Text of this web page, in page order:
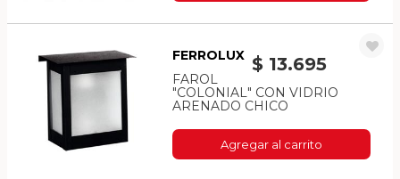
$ 13.695
FERROLUX
FAROL
"COLONIAL" CON VIDRIO
ARENADO CHICO
Agregar al carrito